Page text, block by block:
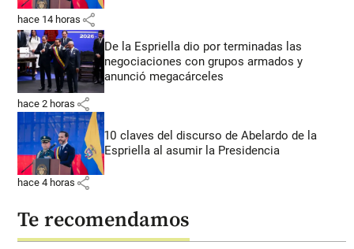
hace 14 horas share
De la Espriella dio por terminadas las
negociaciones con grupos armados y
anunció megacárceles
hace 2 horas share
10 claves del discurso de Abelardo de la
Espriella al asumir la Presidencia
hace 4 horas share
Te recomendamos